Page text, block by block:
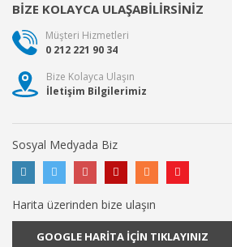
BİZE KOLAYCA ULAŞABİLİRSİNİZ
Müşteri Hizmetleri
0 212 221 90 34
Bize Kolayca Ulaşın
İletişim Bilgilerimiz
Sosyal Medyada Biz
Harita üzerinden bize ulaşın
GOOGLE HARİTA İÇİN TIKLAYINIZ